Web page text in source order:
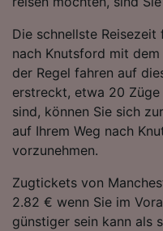
Die schnellste
nach Knutsford mit
der Regel fahren auf
erstreckt, etwa 20 Züge
sind, können Sie sich
auf Ihrem Weg nach
vorzunehmen.
Zugtickets von
2.82 € wenn Sie im
günstiger sein kann als